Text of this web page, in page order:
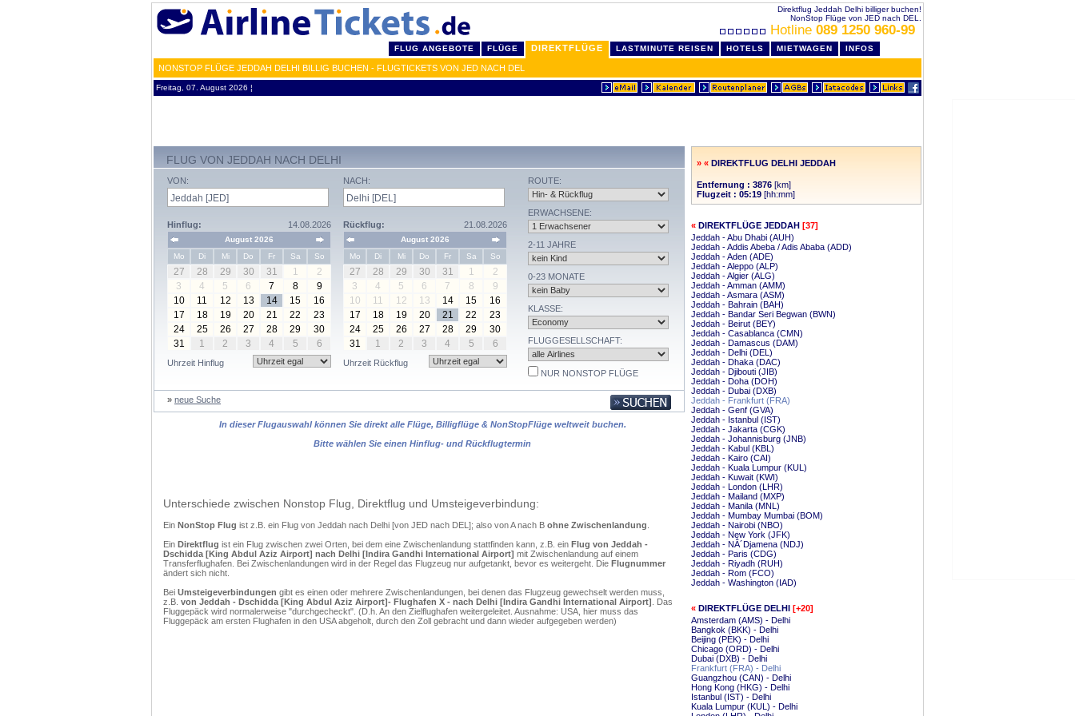
Direktflug Jeddah Delhi billiger buchen!
NonStop Flüge von JED nach DEL.
Hotline 089 1250 960-99
FLUG ANGEBOTE FLÜGE DIREKTFLÜGE LASTMINUTE REISEN HOTELS MIETWAGEN INFOS
NONSTOP FLÜGE JEDDAH DELHI BILLIG BUCHEN - FLUGTICKETS VON JED NACH DEL
Freitag, 07. August 2026 ¦
FLUG VON JEDDAH NACH DELHI
VON:
Hinflug: 14.08.2026
August 2026
Mo
Di Mi Do Fr Sa So
27 28 29 30 31 1
2
3
4 5 6 7 8
9
10
11 12 13 14 15
16
17
18 19 20 21 22
23
24
25 26 27 28 29
30
31
1 2 3 4 5 6
Uhrzeit Hinflug
NACH:
Rückflug: 21.08.2026
August 2026
Mo
Di Mi Do Fr Sa So
27 28 29 30 31 1
2
3
4 5 6 7 8
9
10
11 12 13 14 15
16
17
18 19 20 21 22
23
24
25 26 27 28 29
30
31
1 2 3 4 5 6
Uhrzeit Rückflug
ROUTE:
ERWACHSENE:
2-11 JAHRE
0-23 MONATE
KLASSE:
FLUGGESELLSCHAFT:
NUR NONSTOP FLÜGE
» neue Suche
In dieser Flugauswahl können Sie direkt alle Flüge, Billigflüge & NonStopFlüge weltweit buchen.
Bitte wählen Sie einen Hinflug- und Rückflugtermin
Unterschiede zwischen Nonstop Flug, Direktflug und Umsteigeverbindung:
Ein NonStop Flug ist z.B. ein Flug von Jeddah nach Delhi [von JED nach DEL]; also von A nach B ohne Zwischenlandung
Ein Direktflug ist ein Flug zwischen zwei Orten, bei dem eine Zwischenlandung stattfinden kann, z.B. ein Flug von Jeddah -
Dschidda [King Abdul Aziz Airport] nach Delhi [Indira Gandhi International Airport] mit Zwischenlandung auf einem
Transferflughafen. Bei Zwischenlandungen wird in der Regel das Flugzeug nur aufgetankt, bevor es weitergeht. Die Flugnummer
ändert sich nicht.
Bei Umsteigeverbindungen gibt es einen oder mehrere Zwischenlandungen, bei denen das Flugzeug gewechselt werden muss,
z.B. von Jeddah - Dschidda [King Abdul Aziz Airport]- Flughafen X - nach Delhi [Indira Gandhi International Airport] . Das
Fluggepäck wird normalerweise "durchgecheckt". (D.h. An den Zielflughafen weitergeleitet. Ausnahme: USA, hier muss das
Fluggepäck am ersten Flughafen in den USA abgeholt, durch den Zoll gebracht und dann wieder aufgegeben werden)
» « DIREKTFLUG DELHI JEDDAH
Entfernung : 3876 [km]
Flugzeit : 05:19 [hh:mm]
« DIREKTFLÜGE JEDDAH [37]
Jeddah - Abu Dhabi (AUH)
Jeddah - Addis Abeba / Adis Ababa (ADD)
Jeddah - Aden (ADE)
Jeddah - Aleppo (ALP)
Jeddah - Algier (ALG)
Jeddah - Amman (AMM)
Jeddah - Asmara (ASM)
Jeddah - Bahrain (BAH)
Jeddah - Bandar Seri Begwan (BWN)
Jeddah - Beirut (BEY)
Jeddah - Casablanca (CMN)
Jeddah - Damascus (DAM)
Jeddah - Delhi (DEL)
Jeddah - Dhaka (DAC)
Jeddah - Djibouti (JIB)
Jeddah - Doha (DOH)
Jeddah - Dubai (DXB)
Jeddah - Frankfurt (FRA)
Jeddah - Genf (GVA)
Jeddah - Istanbul (IST)
Jeddah - Jakarta (CGK)
Jeddah - Johannisburg (JNB)
Jeddah - Kabul (KBL)
Jeddah - Kairo (CAI)
Jeddah - Kuala Lumpur (KUL)
Jeddah - Kuwait (KWI)
Jeddah - London (LHR)
Jeddah - Mailand (MXP)
Jeddah - Manila (MNL)
Jeddah - Mumbay Mumbai (BOM)
Jeddah - Nairobi (NBO)
Jeddah - New York (JFK)
Jeddah - NÂ´Djamena (NDJ)
Jeddah - Paris (CDG)
Jeddah - Riyadh (RUH)
Jeddah - Rom (FCO)
Jeddah - Washington (IAD)
« DIREKTFLÜGE DELHI [+20]
Amsterdam (AMS) - Delhi
Bangkok (BKK) - Delhi
Beijing (PEK) - Delhi
Chicago (ORD) - Delhi
Dubai (DXB) - Delhi
Frankfurt (FRA) - Delhi
Guangzhou (CAN) - Delhi
Hong Kong (HKG) - Delhi
Istanbul (IST) - Delhi
Kuala Lumpur (KUL) - Delhi